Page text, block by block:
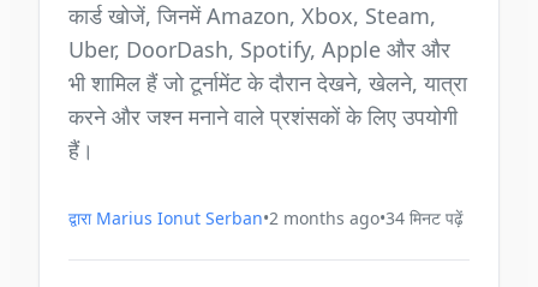
कार्ड खोजें, जिनमें Amazon, Xbox, Steam,
Uber, DoorDash, Spotify, Apple और और
भी शामिल हैं जो टूर्नामेंट के दौरान देखने, खेलने, यात्रा
करने और जश्न मनाने वाले प्रशंसकों के लिए उपयोगी
हैं।
द्वारा Marius Ionut Serban•2 months ago•34 मिनट पढ़ें